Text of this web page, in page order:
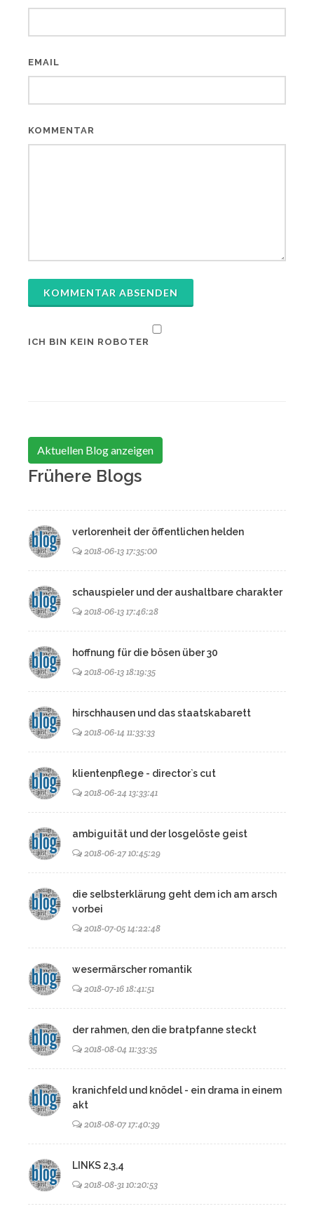
EMAIL
KOMMENTAR
KOMMENTAR ABSENDEN
ICH BIN KEIN ROBOTER
Aktuellen Blog anzeigen
Frühere Blogs
verlorenheit der öffentlichen helden
2018-06-13 17:35:00
schauspieler und der aushaltbare charakter
2018-06-13 17:46:28
hoffnung für die bösen über 30
2018-06-13 18:19:35
hirschhausen und das staatskabarett
2018-06-14 11:33:33
klientenpflege - director`s cut
2018-06-24 13:33:41
ambiguität und der losgelöste geist
2018-06-27 10:45:29
die selbsterklärung geht dem ich am arsch
vorbei
2018-07-05 14:22:48
wesermärscher romantik
2018-07-16 18:41:51
der rahmen, den die bratpfanne steckt
2018-08-04 11:33:35
kranichfeld und knödel - ein drama in einem
akt
2018-08-07 17:40:39
LINKS 2,3,4
2018-08-31 10:20:53